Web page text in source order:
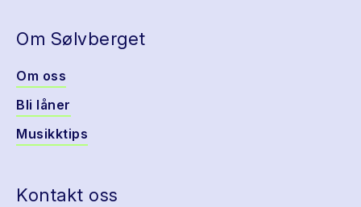
Om Sølvberget
Om oss
Bli låner
Musikktips
Kontakt oss